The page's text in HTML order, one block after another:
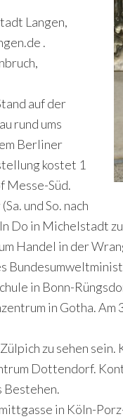
Langen,
.
auf der
rund ums
Berliner
kostet 1
Messe-Süd.
und So. nach
Do in Michelstadt
Handel in der
in Bonn-
in Gotha.
zu sehen
Dottendorf.
Bestehen.
in Köln-